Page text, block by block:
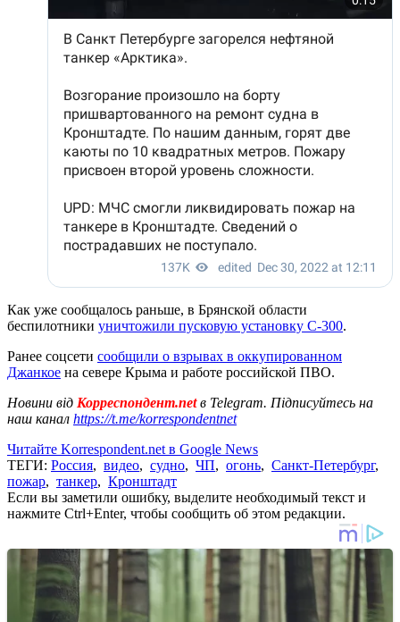
Как уже сообщалось раньше, в Брянской области
беспилотники уничтожили пусковую установку С-300.
Ранее соцсети сообщили о взрывах в оккупированном
Джанкое на севере Крыма и работе российской ПВО.
Новини від Корреспондент.netв Telegram. Підписуйтесь на
наш канал https://t.me/korrespondentnet
Читайте Korrespondent.net в Google News
ТЕГИ: Россия, видео, судно, ЧП, огонь, Санкт-Петербург,
пожар, танкер, Кронштадт
Если вы заметили ошибку, выделите необходимый текст и
нажмите Ctrl+Enter, чтобы сообщить об этом редакции.